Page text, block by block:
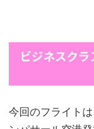
ビジネスク
今回のフライトは